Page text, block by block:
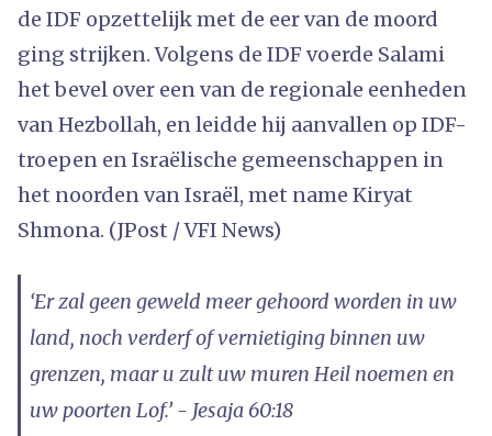
de IDF opzettelijk met de eer van de moord
ging strijken. Volgens de IDF voerde Salami
het bevel over een van de regionale eenheden
van Hezbollah, en leidde hij aanvallen op IDF-
troepen en Israëlische gemeenschappen in
het noorden van Israël, met name Kiryat
Shmona. (JPost / VFI News)
‘Er zal geen geweld meer gehoord worden in uw
land, noch verderf of vernietiging binnen uw
grenzen, maar u zult uw muren Heil noemen en
uw poorten Lof.’ - Jesaja 60:18